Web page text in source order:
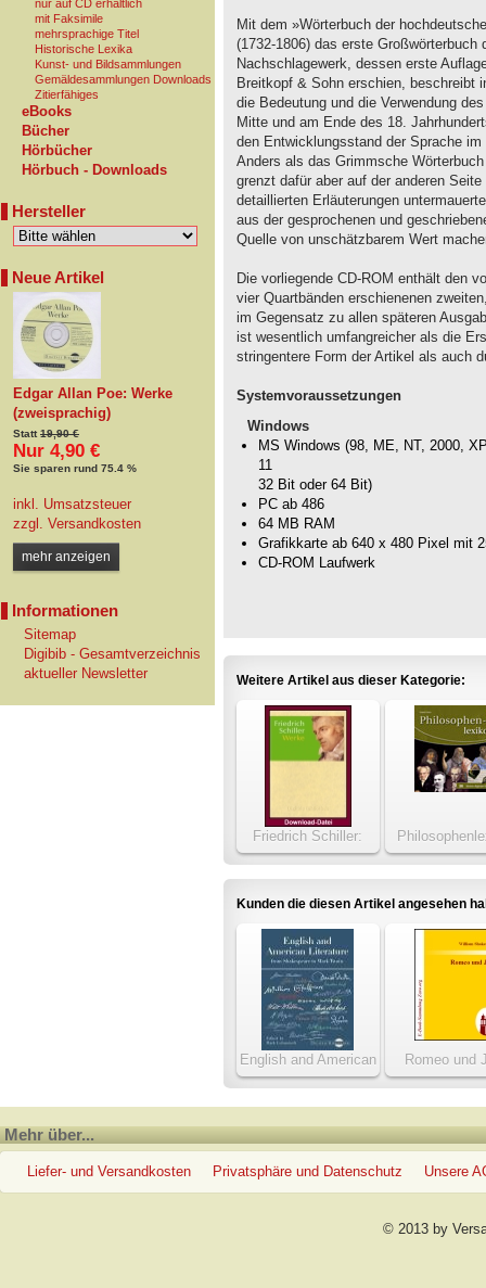
nur auf CD erhältlich
mit Faksimile
mehrsprachige Titel
Historische Lexika
Kunst- und Bildsammlungen
Gemäldesammlungen Downloads
Zitierfähiges
eBooks
Bücher
Hörbücher
Hörbuch - Downloads
Hersteller
Neue Artikel
Edgar Allan Poe: Werke
(zweisprachig)
Statt19,90 €
Nur 4,90 €
Sie sparen rund 75.4 %
inkl. Umsatzsteuer
zzgl. Versandkosten
mehr anzeigen
Informationen
Sitemap
Digibib - Gesamtverzeichnis
aktueller Newsletter
Mit dem »Wörterbuch der
(1732-1806) das erste
Nachschlagewerk, dessen erste
Breitkopf & Sohn erschien, beschreibt
die Bedeutung und die Verwendung
Mitte und am Ende des 18.
den Entwicklungsstand der Sprache
Anders als das Grimmsche
grenzt dafür aber auf der anderen
detaillierten Erläuterungen
aus der gesprochenen und
Quelle von unschätzbarem Wert
Die vorliegende CD-ROM enthält den
vier Quartbänden erschienenen
im Gegensatz zu allen späteren
ist wesentlich umfangreicher als die
stringentere Form der Artikel als auch
Systemvoraussetzungen
Windows
MS Windows (98, ME, NT, 2000,
11
32 Bit oder 64 Bit)
PC ab 486
64 MB RAM
Grafikkarte ab 640 x 480 Pixel mit
CD-ROM Laufwerk
Weitere Artikel aus dieser Kategorie:
Friedrich Schiller:
Werke
Kunden die diesen Artikel angesehen
English and American
Literature
Romeo und
Mehr über...
Liefer- und Versandkosten Privatsphäre und Datenschutz Unsere
© 2013 by